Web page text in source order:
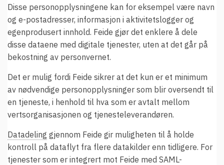
Disse personopplysningene kan for eksempel være navn
og e-postadresser, informasjon i aktivitetslogger og
egenprodusert innhold. Feide gjør det enklere å dele
disse dataene med digitale tjenester, uten at det går på
bekostning av personvernet.
Det er mulig fordi Feide sikrer at det kun er et minimum
av nødvendige personopplysninger som blir oversendt til
en tjeneste, i henhold til hva som er avtalt mellom
vertsorganisasjonen og tjenesteleverandøren.
Datadeling gjennom Feide gir muligheten til å holde
kontroll på dataflyt fra flere datakilder enn tidligere. For
tjenester som er integrert mot Feide med SAML-